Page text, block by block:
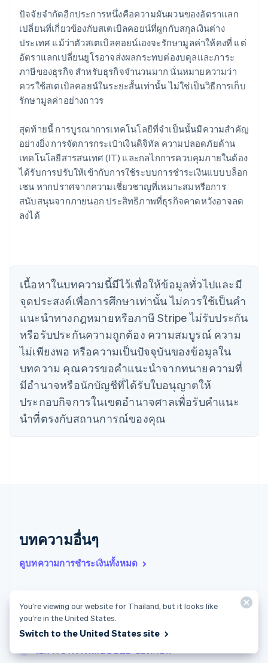
ปัจจัยจำกัดอีกประการหนึ่งคือความผันผวนของอัตราแลก
เปลี่ยนที่เกี่ยวข้องกับสเตเบิลคอยน์ที่ผูกกับสกุลเงินต่าง
ประเทศ แม้ว่าตัวสเตเบิลคอยน์เองจะรักษามูลค่าให้คงที่ แต่
อัตราแลกเปลี่ยนยูโรอาจส่งผลกระทบต่องบดุลและภาระ
ภาษีของธุรกิจ สำหรับธุรกิจจำนวนมาก นั่นหมายความว่า
ควรใช้สเตเบิลคอยน์ในระยะสั้นเท่านั้น ไม่ใช่เป็นวิธีการเก็บ
รักษามูลค่าอย่างถาวร
สุดท้ายนี้ การบูรณาการเทคโนโลยีที่จำเป็นนั้นมีความสำคัญ
อย่างยิ่ง การจัดการกระเป๋าเงินดิจิทัล ความปลอดภัยด้าน
เทคโนโลยีสารสนเทศ (IT) และกลไกการควบคุมภายในต้อง
ได้รับการปรับให้เข้ากับการใช้ระบบการชำระเงินแบบบล็อก
เชน หากปราศจากความเชี่ยวชาญที่เหมาะสมหรือการ
สนับสนุนจากภายนอก ประสิทธิภาพที่ธุรกิจคาดหวังอาจลด
ลงได้
เนื้อหาในบทความนี้มีไว้เพื่อให้ข้อมูลทั่วไปและมี
จุดประสงค์เพื่อการศึกษาเท่านั้น ไม่ควรใช้เป็นคํา
แนะนําทางกฎหมายหรือภาษี Stripe ไม่รับประกัน
หรือรับประกันความถูกต้อง ความสมบูรณ์ ความ
ไม่เพียงพอ หรือความเป็นปัจจุบันของข้อมูลใน
บทความ คุณควรขอคําแนะนําจากทนายความที่
มีอํานาจหรือนักบัญชีที่ได้รับใบอนุญาตให้
ประกอบกิจการในเขตอํานาจศาลเพื่อรับคําแนะ
นําที่ตรงกับสถานการณ์ของคุณ
บทความอื่นๆ
ดูบทความการชำระเงินทั้งหมด
สเตเบิลคอยน์ในญี่ปุ่น: วิธีการทำงาน ความคืบหน้าล่าสุด
และข้อดีสำหรับธุรกิจ
วิธีการชำระเงินที่ปลอดภัยในสเปน
วิธีการชำระเงินแบบ B2B ของสเปน
กรีซ
English
เขตบริหารพิเศษฮ่องกง ประเทศจีน
English简体中文
แคนาดา
English Français
โครเอเชีย
ไซปรัส
English
ญี่ปุ่น
日本語English
เดนมาร์ก
ไทย
ไทย English
นอร์เวย์
English
นิวซีแลนด์
English
เนเธอร์แลนด์
NederlandsEnglish
บราซิล
โปแลนด์
English
ฝรั่งเศส
มอลตา
English
มาเลเซีย
เม็กซิโก
You’re viewing our website for Thailand, but it looks like
you’re in the United States.
Switch to the United States site